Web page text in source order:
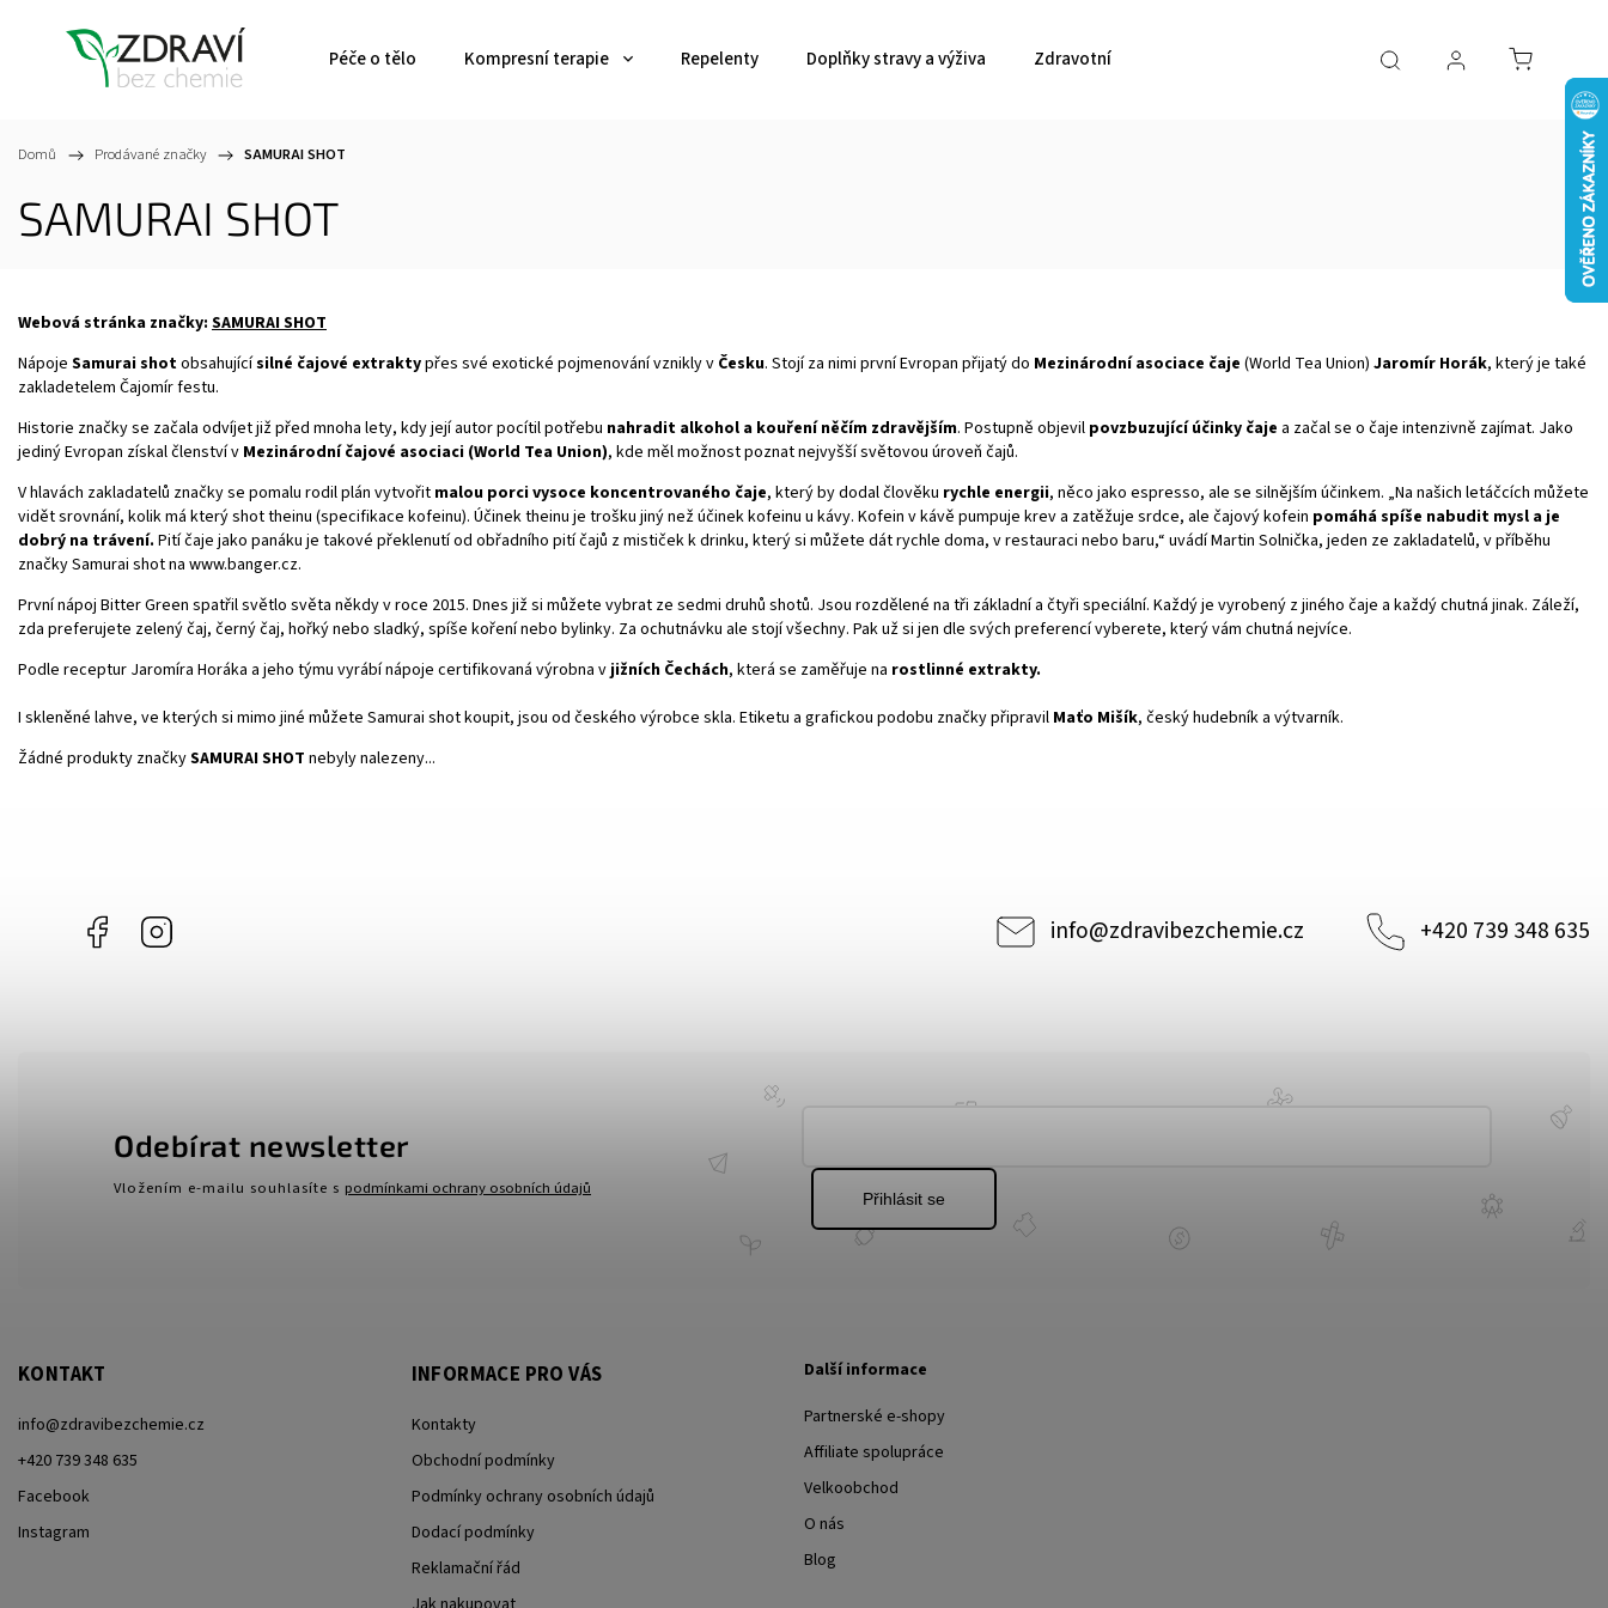
Péče o tělo Kompresní terapie Repelenty Doplňky stravy a výživa Zdravotní pomůcky Značky
Domů / Prodávané značky / SAMURAI SHOT
SAMURAI SHOT
Webová stránka značky: SAMURAI SHOT
Nápoje Samurai shotobsahujícísilné čajové extraktypřes své exotické pojmenování vznikly v Česku. Stojí za nimi první Evropan přijatý do Mezinárodní asociace čaje (World Tea Union) Jaromír Horák, který je také
zakladetelem Čajomír festu.
Historie značky se začala odvíjet již před mnoha lety, kdy její autor pocítil potřebu nahradit alkohol a kouření něčím zdravějším. Postupně objevil povzbuzující účinky čaje a začal se o čaje intenzivně zajímat. Jako
jediný Evropan získal členství v Mezinárodní čajové asociaci (World Tea Union), kde měl možnost poznat nejvyšší světovou úroveň čajů.
V hlavách zakladatelů značky se pomalu rodil plán vytvořit malou porci vysoce koncentrovaného čaje, který by dodal člověku rychle energii, něco jako espresso, ale se silnějším účinkem. „Na našich letáčcích můžete
vidět srovnání, kolik má který shot theinu (specifikace kofeinu). Účinek theinu je trošku jiný než účinek kofeinu u kávy. Kofein v kávě pumpuje krev a zatěžuje srdce, ale čajový kofein pomáhá spíše nabudit mysl a je
dobrý na trávení. Pití čaje jako panáku je takové překlenutí od obřadního pití čajů z mističek k drinku, který si můžete dát rychle doma, v restauraci nebo baru,“ uvádí Martin Solnička, jeden ze zakladatelů, v příběhu
značky Samurai shot na www.banger.cz.
První nápoj Bitter Green spatřil světlo světa někdy v roce 2015. Dnes již si můžete vybrat ze sedmi druhů shotů. Jsou rozdělené na tři základní a čtyři speciální. Každý je vyrobený z jiného čaje a každý chutná jinak. Záleží,
zda preferujete zelený čaj, černý čaj, hořký nebo sladký, spíše koření nebo bylinky. Za ochutnávku ale stojí všechny. Pak už si jen dle svých preferencí vyberete, který vám chutná nejvíce.
Podle receptur Jaromíra Horáka a jeho týmu vyrábí nápoje certifikovaná výrobna vjižních Čechách, která se zaměřuje na rostlinné extrakty.
I skleněné lahve, ve kterých si mimo jiné můžete Samurai shot koupit, jsou od českého výrobce skla. Etiketu a grafickou podobu značky připravil Maťo Mišík, český hudebník a výtvarník.
Žádné produkty značkySAMURAI SHOT nebyly nalezeny...
Facebook info@zdravibezchemie.cz +420 739 348 635
KONTAKT
info@zdravibezchemie.cz
+420 739 348 635
Facebook
Instagram
INFORMACE PRO VÁS
Kontakty
Obchodní podmínky
Podmínky ochrany osobních údajů
Dodací podmínky
Reklamační řád
Odebírat newsletter
Vložením e-mailu souhlasíte s podmínkami ochrany osobních údajů
Přihlásit se
Další informace
Partnerské e-shopy
Affiliate spolupráce
Velkoobchod
O nás
Blog